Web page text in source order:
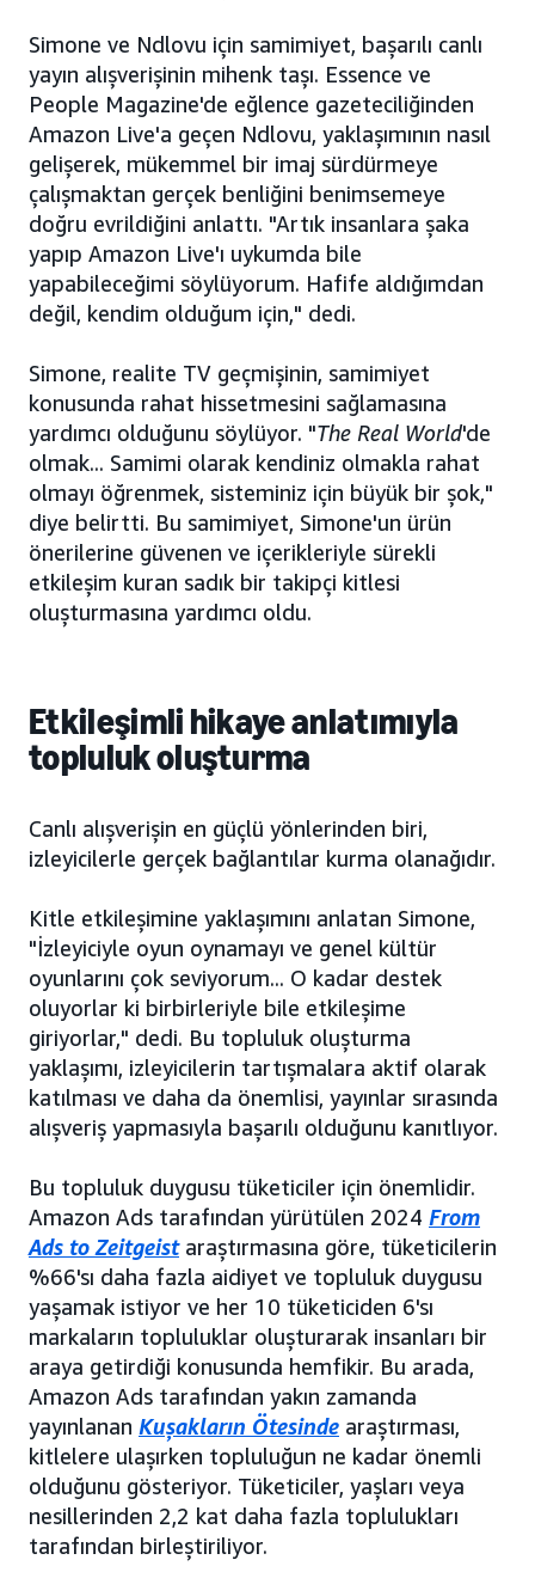
Simone ve Ndlovu için samimiyet, başarılı canlı
yayın alışverişinin mihenk taşı. Essence ve
People Magazine'de eğlence gazeteciliğinden
Amazon Live'a geçen Ndlovu, yaklaşımının nasıl
gelişerek, mükemmel bir imaj sürdürmeye
çalışmaktan gerçek benliğini benimsemeye
doğru evrildiğini anlattı. "Artık insanlara şaka
yapıp Amazon Live'ı uykumda bile
yapabileceğimi söylüyorum. Hafife aldığımdan
değil, kendim olduğum için," dedi.
Simone, realite TV geçmişinin, samimiyet
konusunda rahat hissetmesini sağlamasına
yardımcı olduğunu söylüyor. "The Real World'de
olmak... Samimi olarak kendiniz olmakla rahat
olmayı öğrenmek, sisteminiz için büyük bir şok,"
diye belirtti. Bu samimiyet, Simone'un ürün
önerilerine güvenen ve içerikleriyle sürekli
etkileşim kuran sadık bir takipçi kitlesi
oluşturmasına yardımcı oldu.
Etkileşimli hikaye anlatımıyla
topluluk oluşturma
Canlı alışverişin en güçlü yönlerinden biri,
izleyicilerle gerçek bağlantılar kurma olanağıdır.
Kitle etkileşimine yaklaşımını anlatan Simone,
"İzleyiciyle oyun oynamayı ve genel kültür
oyunlarını çok seviyorum... O kadar destek
oluyorlar ki birbirleriyle bile etkileşime
giriyorlar," dedi. Bu topluluk oluşturma
yaklaşımı, izleyicilerin tartışmalara aktif olarak
katılması ve daha da önemlisi, yayınlar sırasında
alışveriş yapmasıyla başarılı olduğunu kanıtlıyor.
Bu topluluk duygusu tüketiciler için önemlidir.
Amazon Ads tarafından yürütülen 2024 From
Ads to Zeitgeistaraştırmasına göre, tüketicilerin
%66'sı daha fazla aidiyet ve topluluk duygusu
yaşamak istiyor ve her 10 tüketiciden 6'sı
markaların topluluklar oluşturarak insanları bir
araya getirdiği konusunda hemfikir. Bu arada,
Amazon Ads tarafından yakın zamanda
yayınlanan Kuşakların Ötesinde araştırması,
kitlelere ulaşırken topluluğun ne kadar önemli
olduğunu gösteriyor. Tüketiciler, yaşları veya
nesillerinden 2,2 kat daha fazla toplulukları
tarafından birleştiriliyor.